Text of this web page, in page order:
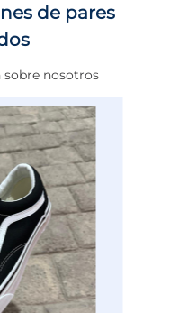
0 A 4 cms
de pares
sobre nosotros